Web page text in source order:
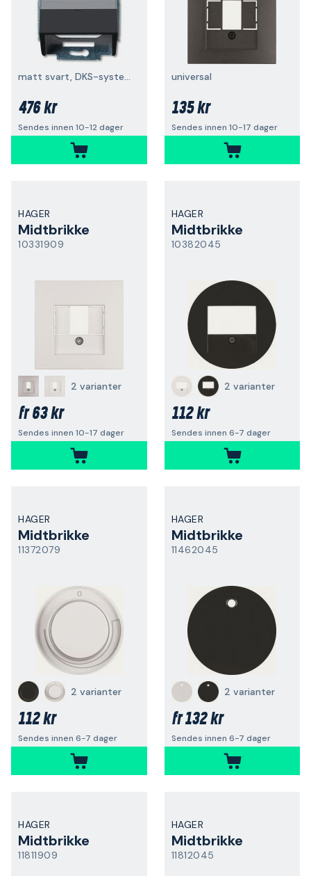
matt svart, DKS-system
476 kr
Sendes innen 10-12 dager
universal
135 kr
Sendes innen 10-17 dager
HAGER
Midtbrikke
10331909
2 varianter
fr63 kr
Sendes innen 10-17 dager
HAGER
Midtbrikke
10382045
2 varianter
112 kr
Sendes innen 6-7 dager
HAGER
Midtbrikke
11372079
2 varianter
112 kr
Sendes innen 6-7 dager
HAGER
Midtbrikke
11462045
2 varianter
fr132 kr
Sendes innen 6-7 dager
HAGER
Midtbrikke
11811909
HAGER
Midtbrikke
11812045